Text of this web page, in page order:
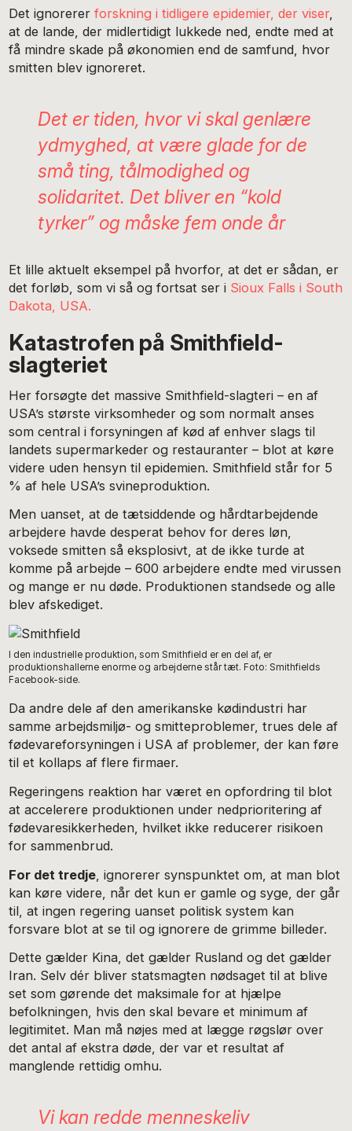
Det ignorererforskning i tidligere epidemier, der viser,
at de lande, der midlertidigt lukkede ned, endte med at
få mindre skade på økonomien end de samfund, hvor
smitten blev ignoreret.
Det er tiden, hvor vi skal genlære
ydmyghed, at være glade for de
små ting, tålmodighed og
solidaritet. Det bliver en “kold
tyrker” og måske fem onde år
Et lille aktuelt eksempel på hvorfor, at det er sådan, er
det forløb, som vi så og fortsat ser i Sioux Falls i South
Dakota, USA.
Katastrofen på Smithfield-
slagteriet
Her forsøgte det massive Smithfield-slagteri – en af
USA’s største virksomheder og som normalt anses
som central i forsyningen af kød af enhver slags til
landets supermarkeder og restauranter – blot at køre
videre uden hensyn til epidemien. Smithfield står for 5
% af hele USA’s svineproduktion.
Men uanset, at de tætsiddende og hårdtarbejdende
arbejdere havde desperat behov for deres løn,
voksede smitten så eksplosivt, at de ikke turde at
komme på arbejde – 600 arbejdere endte med virussen
og mange er nu døde. Produktionen standsede og alle
blev afskediget.
I den industrielle produktion, som Smithfield er en del af, er
produktionshallerne enorme og arbejderne står tæt. Foto: Smithfields
Facebook-side.
Da andre dele af den amerikanske kødindustri har
samme arbejdsmiljø- og smitteproblemer, trues dele af
fødevareforsyningen i USA af problemer, der kan føre
til et kollaps af flere firmaer.
Regeringens reaktion har været en opfordring til blot
at accelerere produktionen under nedprioritering af
fødevaresikkerheden, hvilket ikke reducerer risikoen
for sammenbrud.
For det tredje , ignorerer synspunktet om, at man blot
kan køre videre, når det kun er gamle og syge, der går
til, at ingen regering uanset politisk system kan
forsvare blot at se til og ignorere de grimme billeder.
Dette gælder Kina, det gælder Rusland og det gælder
Iran. Selv dér bliver statsmagten nødsaget til at blive
set som gørende det maksimale for at hjælpe
befolkningen, hvis den skal bevare et minimum af
legitimitet. Man må nøjes med at lægge røgslør over
det antal af ekstra døde, der var et resultat af
manglende rettidig omhu.
Vi kan redde menneskeliv